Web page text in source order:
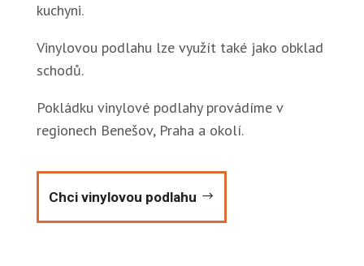
kuchyni.
Vinylovou podlahu lze využít také jako obklad
schodů.
Pokládku vinylové podlahy provádíme v
regionech Benešov, Praha a okolí.
Chci vinylovou podlahu